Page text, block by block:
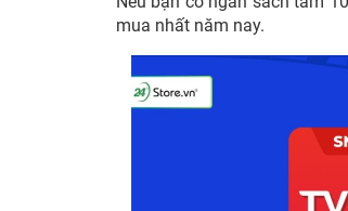
mua nhất năm nay.